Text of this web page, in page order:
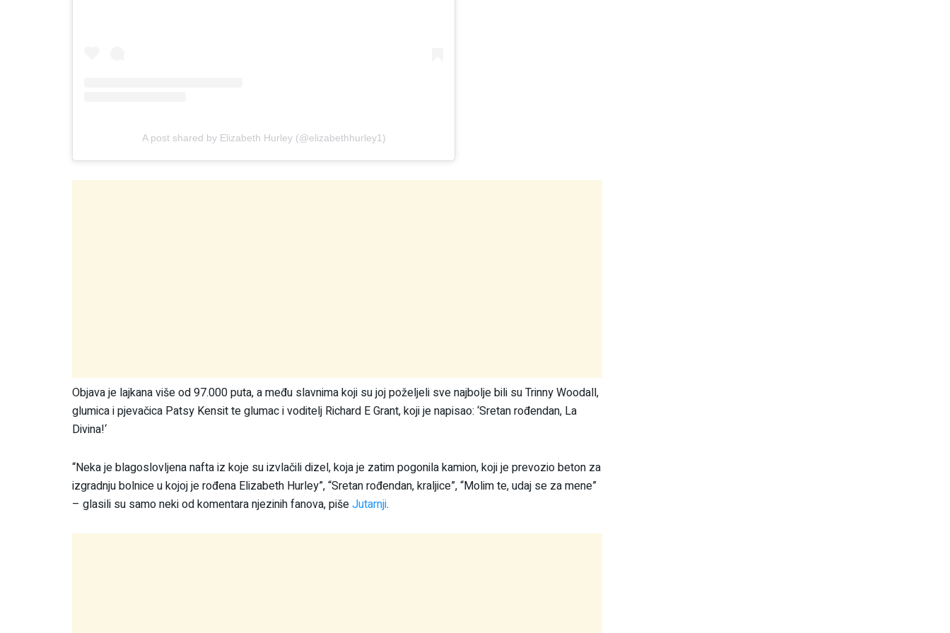
A post shared by Elizabeth Hurley (@elizabethhurley1)
Objava je lajkana više od 97.000 puta, a među slavnima koji su joj poželjeli sve najbolje bili su Trinny Woodall,
glumica i pjevačica Patsy Kensit te glumac i voditelj Richard E Grant, koji je napisao: ‘Sretan rođendan, La
Divina!‘
“Neka je blagoslovljena nafta iz koje su izvlačili dizel, koja je zatim pogonila kamion, koji je prevozio beton za
izgradnju bolnice u kojoj je rođena Elizabeth Hurley”, “Sretan rođendan, kraljice”, “Molim te, udaj se za mene”
– glasili su samo neki od komentara njezinih fanova, pišeJutarnji.